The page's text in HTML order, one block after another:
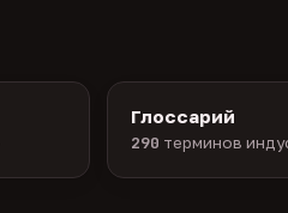
Глоссарий
290 терминов